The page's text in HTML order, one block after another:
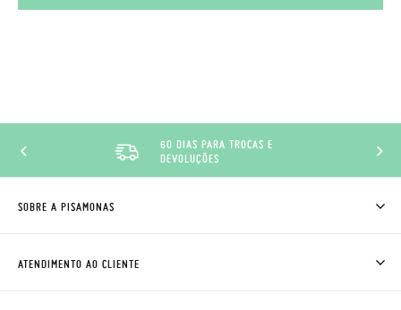
60 DIAS PARA TROCAS E
DEVOLUÇÕES
SOBRE A PISAMONAS
ATENDIMENTO AO CLIENTE